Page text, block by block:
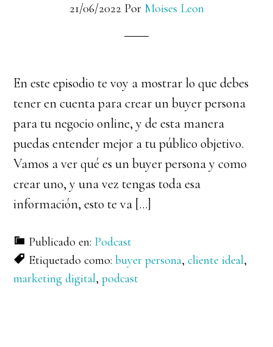
21/06/2022 Por Moises Leon
En este episodio te voy a mostrar lo que debes
tener en cuenta para crear un buyer persona
para tu negocio online, y de esta manera
puedas entender mejor a tu público objetivo.
Vamos a ver qué es un buyer persona y como
crear uno, y una vez tengas toda esa
información, esto te va […]
Publicado en: Podcast
Etiquetado como:buyer persona,cliente ideal,
marketing digital,podcast